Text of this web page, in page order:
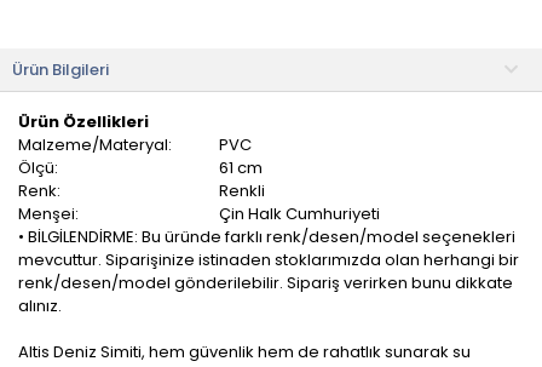
Ürün Bilgileri
Ürün Özellikleri
Malzeme/Materyal:
PVC
Ölçü:
61 cm
Renk:
Renkli
Menşei:
Çin Halk Cumhuriyeti
• BİLGİLENDİRME: Bu üründe farklı renk/desen/model seçenekleri
mevcuttur. Siparişinize istinaden stoklarımızda olan herhangi bir
renk/desen/model gönderilebilir. Sipariş verirken bunu dikkate
alınız.
Altis Deniz Simiti, hem güvenlik hem de rahatlık sunarak su